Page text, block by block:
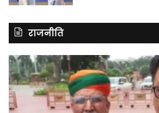
राजनीति